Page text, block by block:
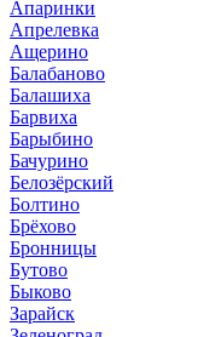
Апаринки
Апрелевка
Ащерино
Балабаново
Балашиха
Барвиха
Барыбино
Бачурино
Белозёрский
Болтино
Брёхово
Бронницы
Бутово
Быково
Зарайск